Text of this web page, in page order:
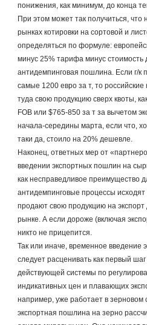
понижения, как минимум, до конца
При этом может так получиться, что
рынках котировки на сортовой и
определяться по формуле:
минус 25% тарифа минус стоимость
антидемпинговая пошлина. Если г/к
самые 1200 евро за т, то российские
туда свою продукцию сверх квоты,
FOB или $765-850 за т за вычетом
начала-середины марта, если что,
таки да, стоило на 20% дешевле.
Наконец, ответных мер от
введении экспортных пошлин на
как несправедливое преимущество
антидемпинговые процессы исходят
продают свою продукцию на
рынке. А если дороже (включая
никто не прицепится.
Так или иначе, временное введение
следует расценивать как первый
действующей системы по
индикативных цен и плавающих
например, уже работает в зерновом
экспортная пошлина на зерно